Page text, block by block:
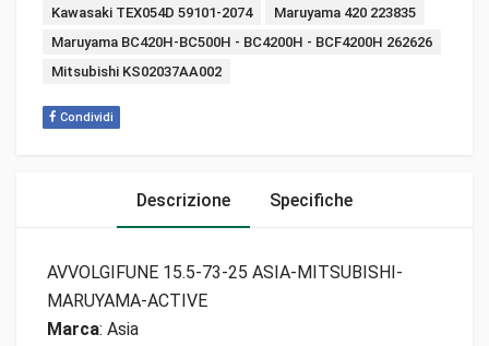
Kawasaki TEX054D 59101-2074
Maruyama 420 223835
Maruyama BC420H-BC500H - BC4200H - BCF4200H 262626
Mitsubishi KS02037AA002
Condividi
Descrizione Specifiche
AVVOLGIFUNE 15.5-73-25 ASIA-MITSUBISHI-
MARUYAMA-ACTIVE
Marca: Asia